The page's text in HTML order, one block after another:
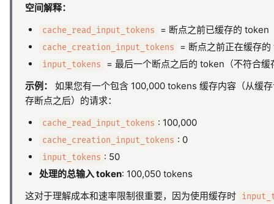
空间解释：
cache_read_input_tokens = 断点之前已缓存的 token
cache_creation_input_tokens = 断点之前正在缓存
input_tokens
= 最后一个断点之后的 token（不符合缓
示例：
如果您有一个包含 100,000 tokens 缓存内容（从缓
存断点之后）的请求：
cache_read_input_tokens : 100,000
cache_creation_input_tokens : 0
input_tokens : 50
处理的总输入 token: 100,050 tokens
这对于理解成本和速率限制很重要，因为使用缓存时